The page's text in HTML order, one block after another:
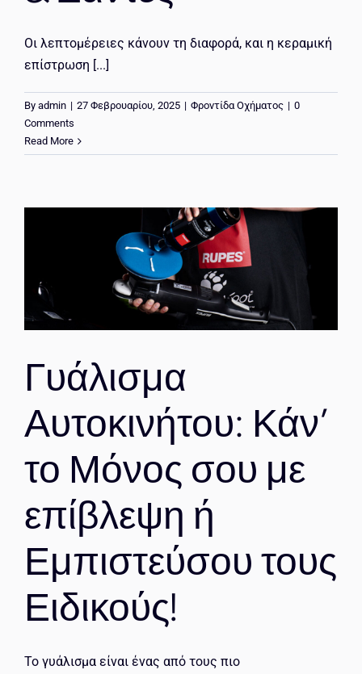
Οι λεπτομέρειες κάνουν τη διαφορά, και η κεραμική
επίστρωση [...]
By admin | 27 Φεβρουαρίου, 2025 | Φροντίδα Οχήματος | 0
Comments
Read More
Γυάλισμα
Αυτοκινήτου: Κάν’
το Μόνος σου με
επίβλεψη ή
Εμπιστεύσου τους
Ειδικούς!
Το γυάλισμα είναι ένας από τους πιο